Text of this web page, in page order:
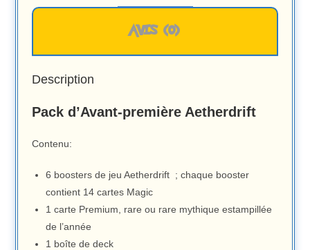
AVIS (0)
Description
Pack d’Avant-première Aetherdrift
Contenu:
6 boosters de jeu Aetherdrift ; chaque booster
contient 14 cartes Magic
1 carte Premium, rare ou rare mythique estampillée
de l’année
1 boîte de deck